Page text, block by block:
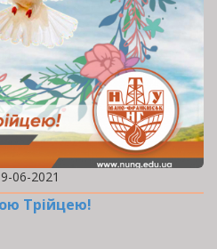
06-2021
Трійцею!